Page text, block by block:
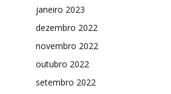
janeiro 2023
dezembro 2022
novembro 2022
outubro 2022
setembro 2022